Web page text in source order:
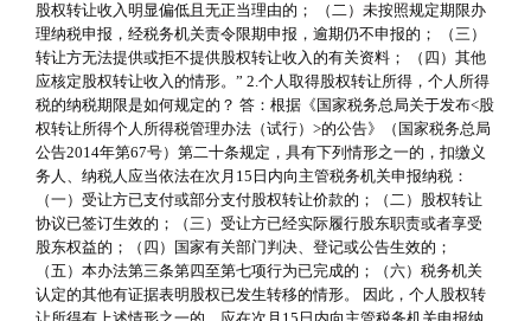
股权转让收入明显偏低且无正当理由的； （二）未按照规定期限办
理纳税申报，经税务机关责令限期申报，逾期仍不申报的； （三）
转让方无法提供或拒不提供股权转让收入的有关资料； （四）其他
应核定股权转让收入的情形。” 2.个人取得股权转让所得，个人所得
税的纳税期限是如何规定的？ 答：根据《国家税务总局关于发布<股
权转让所得个人所得税管理办法（试行）>的公告》（国家税务总局
公告2014年第67号）第二十条规定，具有下列情形之一的，扣缴义
务人、纳税人应当依法在次月15日内向主管税务机关申报纳税：
（一）受让方已支付或部分支付股权转让价款的；（二）股权转让
协议已签订生效的；（三）受让方已经实际履行股东职责或者享受
股东权益的；（四）国家有关部门判决、登记或公告生效的；
（五）本办法第三条第四至第七项行为已完成的；（六）税务机关
认定的其他有证据表明股权已发生转移的情形。 因此，个人股权转